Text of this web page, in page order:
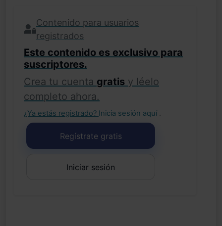
Contenido para usuarios
registrados
Este contenido es exclusivo para
suscriptores.
Crea tu cuenta gratis y léelo
completo ahora.
¿Ya estás registrado? Inicia sesión aquí .
Regístrate gratis
Iniciar sesión